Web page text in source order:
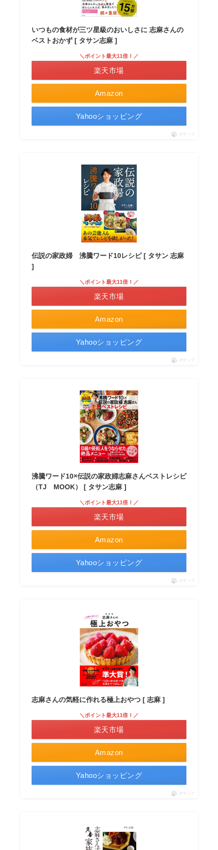
いつもの食材が三ツ星級のおいしさに 志麻さんの
ベストおかず [ タサン志麻 ]
Amazon
＼ポイント最大11倍！／
楽天市場
Yahooショッピング
ポチップ
伝説の家政婦 沸騰ワード10レシピ [ タサン 志麻
]
Amazon
＼ポイント最大11倍！／
楽天市場
Yahooショッピング
ポチップ
沸騰ワード10×伝説の家政婦志麻さんベストレシピ
（TJ MOOK） [ タサン志麻 ]
Amazon
＼ポイント最大11倍！／
楽天市場
Yahooショッピング
ポチップ
志麻さんの気軽に作れる極上おやつ [ 志麻 ]
Amazon
＼ポイント最大11倍！／
楽天市場
Yahooショッピング
ポチップ